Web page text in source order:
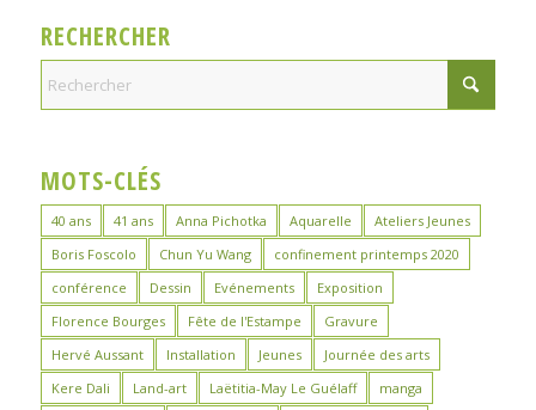
RECHERCHER
MOTS-CLÉS
40 ans 41 ans Anna Pichotka Aquarelle
Ateliers Jeunes
Boris Foscolo
Chun Yu Wang
confinement printemps 2020
conférence
Dessin Evénements
Exposition
Florence Bourges
Fête de l'Estampe
Gravure
Hervé Aussant
Installation Jeunes
Journée des arts
Kere Dali
Land-art Laëtitia-May Le Guélaff
manga